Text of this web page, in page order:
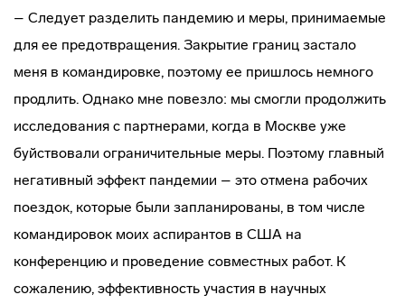
– Следует разделить пандемию и меры, принимаемые
для ее предотвращения. Закрытие границ застало
меня в командировке, поэтому ее пришлось немного
продлить. Однако мне повезло: мы смогли продолжить
исследования с партнерами, когда в Москве уже
буйствовали ограничительные меры. Поэтому главный
негативный эффект пандемии – это отмена рабочих
поездок, которые были запланированы, в том числе
командировок моих аспирантов в США на
конференцию и проведение совместных работ. К
сожалению, эффективность участия в научных